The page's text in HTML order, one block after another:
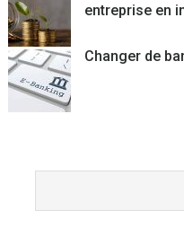
entreprise en
Changer de